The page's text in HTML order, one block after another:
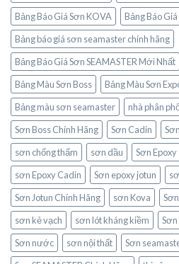
Bảng Báo Giá Sơn KOVA
Bảng Báo Giá
Bảng báo giá sơn seamaster chính hãng
Bảng Báo Giá Sơn SEAMASTER Mới Nhất
Bảng Màu Sơn Boss
Bảng Màu Sơn
Bảng màu sơn seamaster
nhà phân
Sơn Boss Chính Hãng
Sơn Cadin
sơn chống thấm
sơn dầu Sơn Epoxy
sơn Epoxy Cadin
Sơn epoxy jotun
Sơn Jotun Chính Hãng
sơn Kova
sơn kẻ vạch
sơn lót kháng kiềm
Sơn nước
sơn nội thất
Sơn